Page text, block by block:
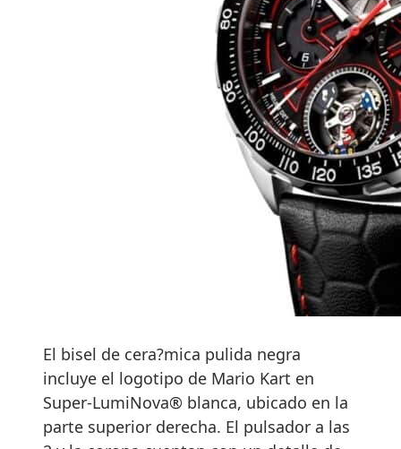
El bisel de cera?mica pulida negra
incluye el logotipo de Mario Kart en
Super-LumiNova® blanca, ubicado en la
parte superior derecha. El pulsador a las